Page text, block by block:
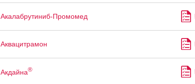
Акалабрутиниб-Промомед
Аквацитрамон
Акдайна®